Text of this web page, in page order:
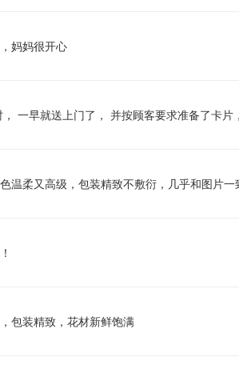
妈妈很开心
一早就送上门了， 并按顾客要求准备了卡片
温柔又高级，包装精致不敷衍，几乎和图片
包装精致，花材新鲜饱满